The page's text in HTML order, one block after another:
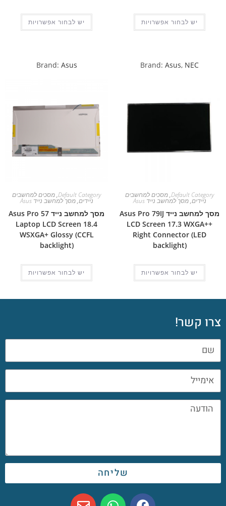
יש לבחור אפשרויות יש לבחור אפשרויות
Brand: Asus, NEC
Default Category
,מסכים למחשבים
ניידים,מסך למחשב נייד Asus
מסך למחשב נייד Asus Pro 79IJ
LCD Screen 17.3 WXGA++
Right Connector (LED
backlight)
יש לבחור אפשרויות
Brand: Asus
Default Category
,מסכים למחשבים
ניידים,מסך למחשב נייד Asus
מסך למחשב נייד Asus Pro 57
Laptop LCD Screen 18.4
WSXGA+ Glossy (CCFL
backlight)
יש לבחור אפשרויות
צרו קשר!
שליחה